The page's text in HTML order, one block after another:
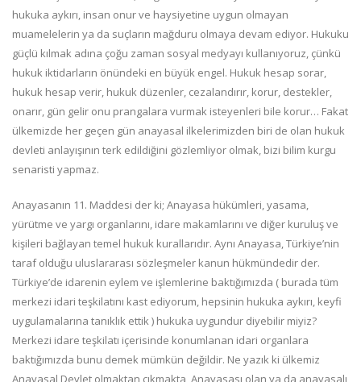
hukuka aykırı, insan onur ve haysiyetine uygun olmayan
muamelelerin ya da suçların mağduru olmaya devam ediyor. Hukuku
güçlü kılmak adına çoğu zaman sosyal medyayı kullanıyoruz, çünkü
hukuk iktidarların önündeki en büyük engel. Hukuk hesap sorar,
hukuk hesap verir, hukuk düzenler, cezalandırır, korur, destekler,
onarır, gün gelir onu prangalara vurmak isteyenleri bile korur… Fakat
ülkemizde her geçen gün anayasal ilkelerimizden biri de olan hukuk
devleti anlayışının terk edildiğini gözlemliyor olmak, bizi bilim kurgu
senaristi yapmaz.
Anayasanın 11. Maddesi der ki; Anayasa hükümleri, yasama,
yürütme ve yargı organlarını, idare makamlarını ve diğer kuruluş ve
kişileri bağlayan temel hukuk kurallarıdır. Aynı Anayasa, Türkiye’nin
taraf olduğu uluslararası sözleşmeler kanun hükmündedir der.
Türkiye’de idarenin eylem ve işlemlerine baktığımızda ( burada tüm
merkezi idari teşkilatını kast ediyorum, hepsinin hukuka aykırı, keyfi
uygulamalarına tanıklık ettik ) hukuka uygundur diyebilir miyiz?
Merkezi idare teşkilatı içerisinde konumlanan idari organlara
baktığımızda bunu demek mümkün değildir. Ne yazık ki ülkemiz
Anayasal Devlet olmaktan çıkmakta, Anayasası olan ya da anayasalı